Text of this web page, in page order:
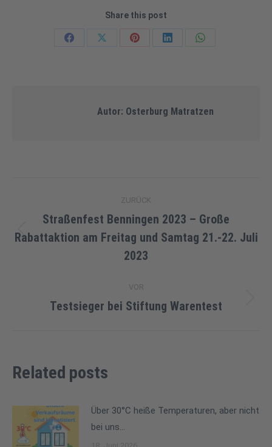
Share this post
Share
Share
Share
Share
Share
Autor: Osterburg Matratzen
Beitragsnavigation
ZURÜCK
Vorheriger
Beitrag:
Straßenfest Benningen 2023 – Große
Rabattaktion am Freitag und Samtag 21.-22. Juli
2023
VOR
Nächster
Testsieger bei Stiftung Warentest
Related posts
Über 30°C heiße Temperaturen, aber nicht
bei uns…